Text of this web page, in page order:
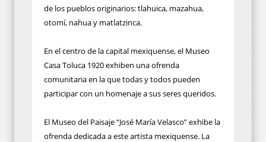
de los pueblos originarios: tlahuica, mazahua,
otomí, nahua y matlatzinca.
En el centro de la capital mexiquense, el Museo
Casa Toluca 1920 exhiben una ofrenda
comunitaria en la que todas y todos pueden
participar con un homenaje a sus seres queridos.
El Museo del Paisaje “José María Velasco” exhibe la
ofrenda dedicada a este artista mexiquense. La